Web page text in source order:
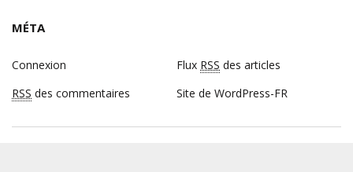
MÉTA
Connexion Flux RSS des articles
RSS des commentaires Site de WordPress-FR